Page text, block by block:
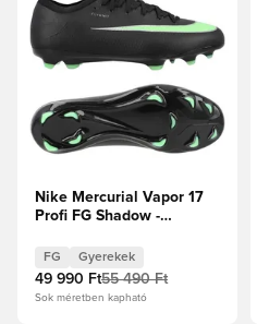
Nike Mercurial Vapor 17
Profi FG Shadow -
Gyerek
FG Gyerekek
49 990 Ft55 490 Ft
Sok méretben kapható